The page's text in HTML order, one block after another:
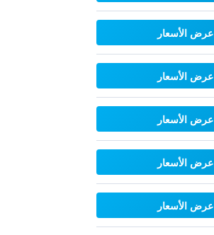
عرض الأسعار
عرض الأسعار
عرض الأسعار
عرض الأسعار
عرض الأسعار